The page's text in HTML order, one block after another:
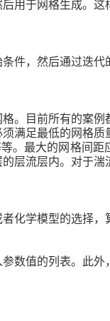
用于网格生成。这
件，然后通过迭代
。目前所有的案例
满足最低的网格质
。最大的网格间距
层流层内。对于湍
化学模型的选择，
数值的列表。此外